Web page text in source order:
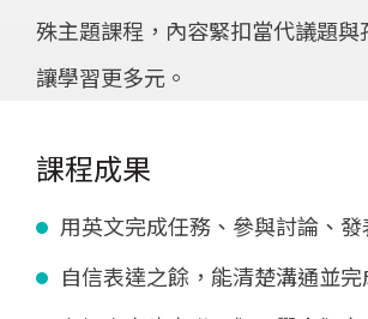
殊主題課程，內容緊扣當代議題與
讓學習更多元。
課程成果
用英文完成任務、參與討論、發
自信表達之餘，能清楚溝通並